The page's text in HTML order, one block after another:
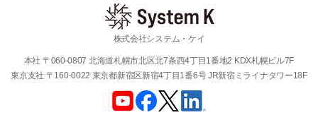
株式会社システム・ケイ
本社 〒060-0807 北海道札幌市北区北7条西4丁目1番地2 KDX札幌ビル7F
東京支社 〒160-0022 東京都新宿区新宿4丁目1番6号 JR新宿ミライナタワー18F